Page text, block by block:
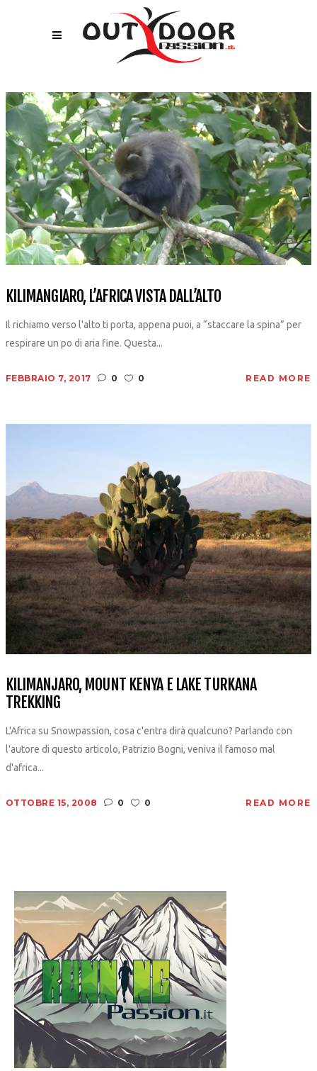
KILIMANGIARO, L’AFRICA VISTA DALL’ALTO
Il richiamo verso l'alto ti porta, appena puoi, a “staccare la spina” per
respirare un po di aria fine. Questa...
FEBBRAIO 7, 2017 0 0 READ MORE
KILIMANJARO, MOUNT KENYA E LAKE TURKANA
TREKKING
L'Africa su Snowpassion, cosa c'entra dirà qualcuno? Parlando con
l'autore di questo articolo, Patrizio Bogni, veniva il famoso mal
d'africa...
OTTOBRE 15, 2008 0 0 READ MORE